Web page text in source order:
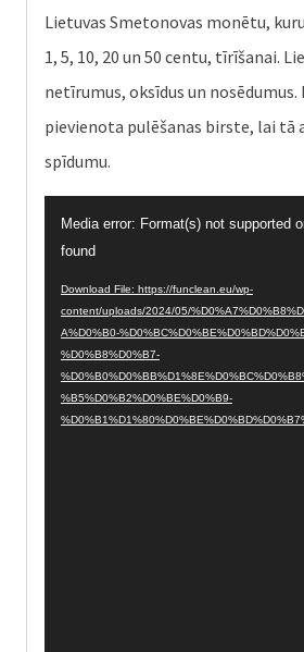
Lietuvas Smetonovas monētu,
1, 5, 10, 20 un 50 centu, tīrīšanai.
netīrumus, oksīdus un
pievienota pulēšanas birste, lai tā
spīdumu.
Media error: Format(s) not supported
found
Download File: https://funclean.eu/wp-
content/uploads/2024/05/
A%D0%B0-
%D0%B8%D0%B7-
%B5%D0%B2%D0%BE%D0%B9-